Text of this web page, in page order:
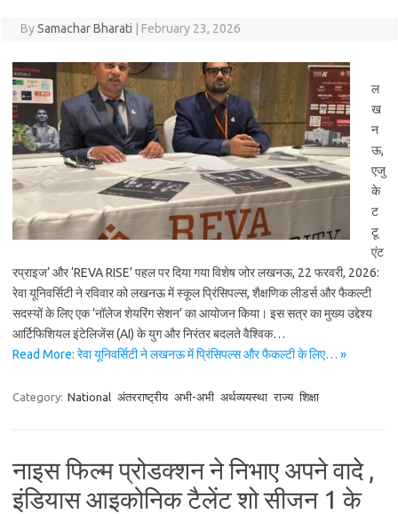
BySamachar Bharati February 23, 2026
ल
ख
न
ऊ,
एजु
के
ट
टू
एंट
रप्राइज’ और ‘REVA RISE’ पहल पर दिया गया विशेष जोर लखनऊ, 22 फरवरी, 2026:
रेवा यूनिवर्सिटी ने रविवार को लखनऊ में स्कूल प्रिंसिपल्स, शैक्षणिक लीडर्स और फैकल्टी
सदस्यों के लिए एक ‘नॉलेज शेयरिंग सेशन’ का आयोजन किया। इस सत्र का मुख्य उद्देश्य
आर्टिफिशियल इंटेलिजेंस (AI) के युग और निरंतर बदलते वैश्विक…
Read More: रेवा यूनिवर्सिटी ने लखनऊ में प्रिंसिपल्स और फैकल्टी के लिए… »
Category: National अंतरराष्ट्रीय अभी-अभी अर्थव्ययस्था राज्य शिक्षा
नाइस फिल्म प्रोडक्शन ने निभाए अपने वादे ,
इंडियास आइकोनिक टैलेंट शो सीजन 1 के